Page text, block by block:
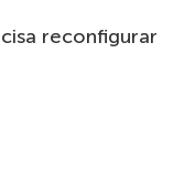
reconfigurar